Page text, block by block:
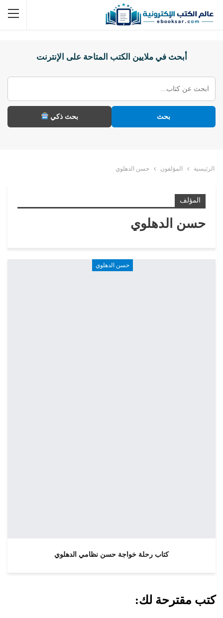
أبحث في ملايين الكتب المتاحة على الإنترنت
بحث بحث ذكي
الرئيسية المؤلفون حسن الدهلوي
المؤلف
حسن الدهلوي
حسن الدهلوي
كتاب رحلة خواجة حسن نظامي الدهلوي
كتب مقترحة لك: